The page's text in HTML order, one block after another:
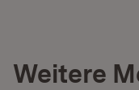
Weitere